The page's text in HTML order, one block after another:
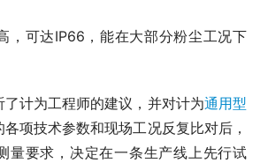
可达IP66，能在大部分粉尘工况下
计为工程师的建议，并对计为通用型
各项技术参数和现场工况反复比对后，
量要求，决定在一条生产线上先行试